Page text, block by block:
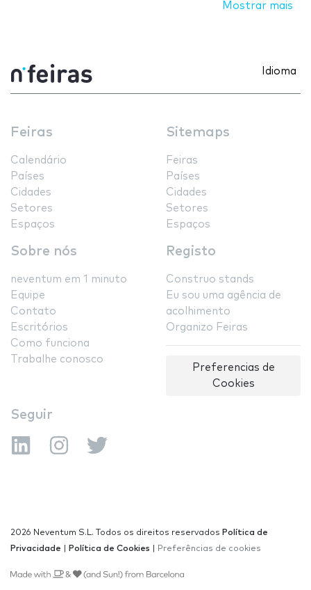
Mostrar mais
Idioma
Feiras
Calendário
Países
Cidades
Setores
Espaços
Sitemaps
Feiras
Países
Cidades
Setores
Espaços
Sobre nós
neventum em 1 minuto
Equipe
Contato
Escritórios
Como funciona
Trabalhe conosco
Registo
Construo stands
Eu sou uma agência de
acolhimento
Organizo Feiras
Preferencias de
Cookies
Seguir
2026 Neventum S.L. Todos os direitos reservados Política de
Privacidade
Política de Cookies Preferências de cookies